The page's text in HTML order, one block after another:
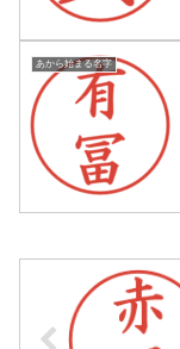
あから始まる名字